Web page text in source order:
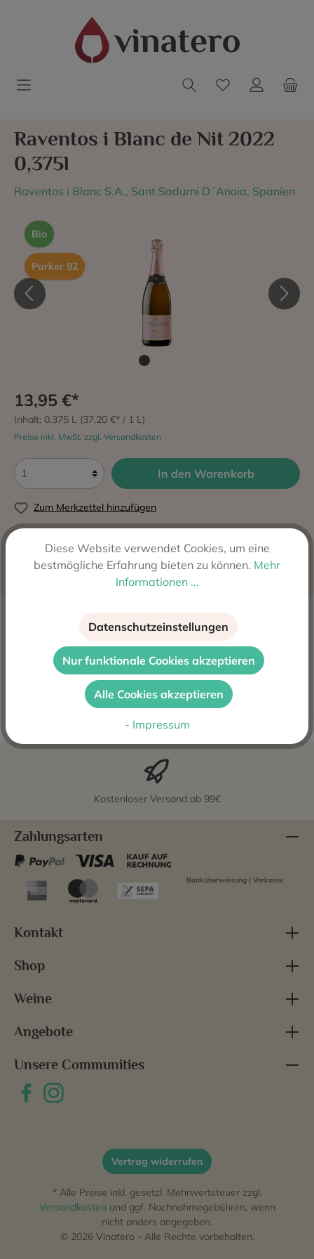
Raventos i Blanc de Nit 2022
0,375l
Raventos i Blanc S.A., Sant Sadurni D´Anoia, Spanien
Bio
Parker 92
13,95 €*
Inhalt: 0.375 L (37,20 €* / 1 L)
Preise inkl. MwSt. zzgl. Versandkosten
In den Warenkorb
Zum Merkzettel hinzufügen
Produktnummer:
Hersteller:Raventos i Blanc S.A., Sant Sadurni D
´Anoia, Spanien
Raventos i Blanc de Nit 2022 0,375l ist ein wundervoller
und charmanter spanischer Cava Rosado. Ob am Strand
in Barcelona o…Mehr
Kostenloser Versand ab 99€
Shop
Weine
Angebote
Zahlungsarten
Banküberweisung | Vorkasse
Unsere Communities
Kontakt
Vertrag widerrufen
* Alle Preise inkl. gesetzl. Mehrwertsteuer zzgl.
Versandkosten und ggf. Nachnahmegebühren, wenn
nicht anders angegeben.
© 2026 Vinatero - Alle Rechte vorbehalten.
Diese Website verwendet Cookies, um eine
bestmögliche Erfahrung bieten zu können. Mehr
Informationen ...
Datenschutzeinstellungen
Nur funktionale Cookies akzeptieren
Alle Cookies akzeptieren
- Impressum